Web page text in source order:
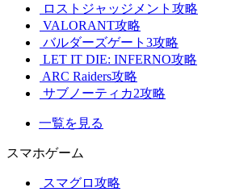
ロストジャッジメント攻略
VALORANT攻略
バルダーズゲート3攻略
LET IT DIE: INFERNO攻略
ARC Raiders攻略
サブノーティカ2攻略
一覧を見る
スマホゲーム
スマグロ攻略